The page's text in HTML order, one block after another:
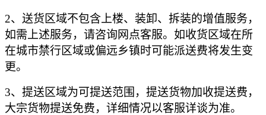
2、送货区域不包含上楼、装卸、拆装的增值服务，
如需上述服务，请咨询网点客服。如收货区域在所
在城市禁行区域或偏远乡镇时可能派送费将发生变
更。
3、提送区域为可提送范围，提送货物加收提送费，
大宗货物提送免费，详细情况以客服详谈为准。